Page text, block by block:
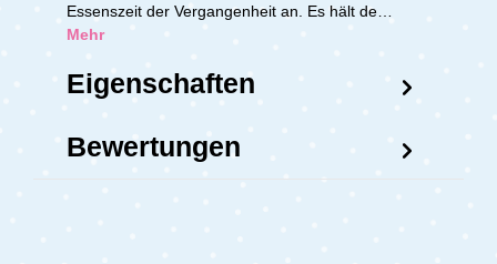
Essenszeit der Vergangenheit an. Es hält de…
Mehr
Eigenschaften
Bewertungen